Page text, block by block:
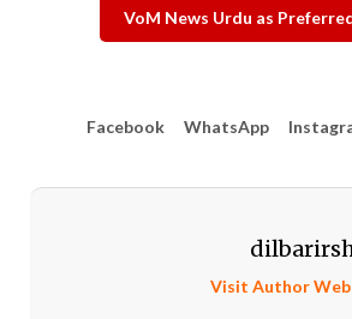
VoM News Urdu as
Facebook WhatsApp
Visit Author